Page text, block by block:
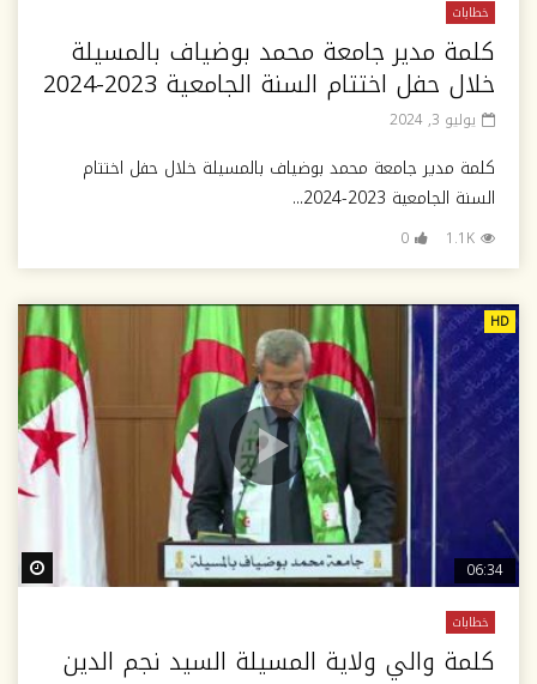
خطابات
كلمة مدير جامعة محمد بوضياف بالمسيلة
خلال حفل اختتام السنة الجامعية 2023-2024
يوليو 3, 2024
كلمة مدير جامعة محمد بوضياف بالمسيلة خلال حفل اختتام
السنة الجامعية 2023-2024...
1.1K
0
HD
06:34
خطابات
كلمة والي ولاية المسيلة السيد نجم الدين